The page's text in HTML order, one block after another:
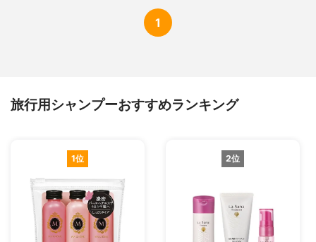
1
旅行用シャンプーおすすめランキング
1位 2位